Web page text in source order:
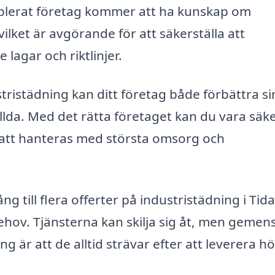
företag kommer att ha kunskap om
är avgörande för att säkerställa att
lagar och riktlinjer.
kan ditt företag både förbättra
Med det rätta företaget kan du vara
hanteras med största omsorg och
till flera offerter på industristädning i
Tjänsterna kan skilja sig åt, men
är att de alltid strävar efter att leverera